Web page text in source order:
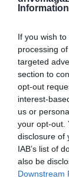
Information
If you wish
processing
targeted
section to
opt-out
interest-
us or
your opt-out.
disclosure of
IAB’s list of
also be
Downstream